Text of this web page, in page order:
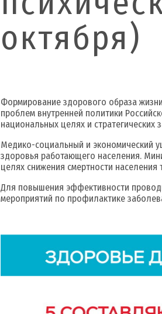
октября)
Формирование здорового образа
проблем внутренней политики
национальных целях и
Медико-социальный и экономический
здоровья работающего населения.
целях снижения смертности
Для повышения эффективности
мероприятий по профилактике